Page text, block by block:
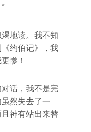
地读。我不知
约伯记》，我
惨！
话，我不是完
然失去了一
神有站出来替